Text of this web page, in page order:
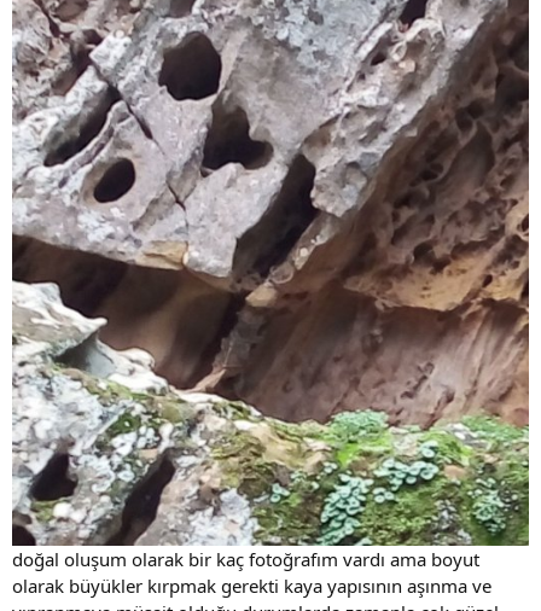
doğal oluşum olarak bir kaç fotoğrafım vardı ama boyut
olarak büyükler kırpmak gerekti kaya yapısının aşınma ve